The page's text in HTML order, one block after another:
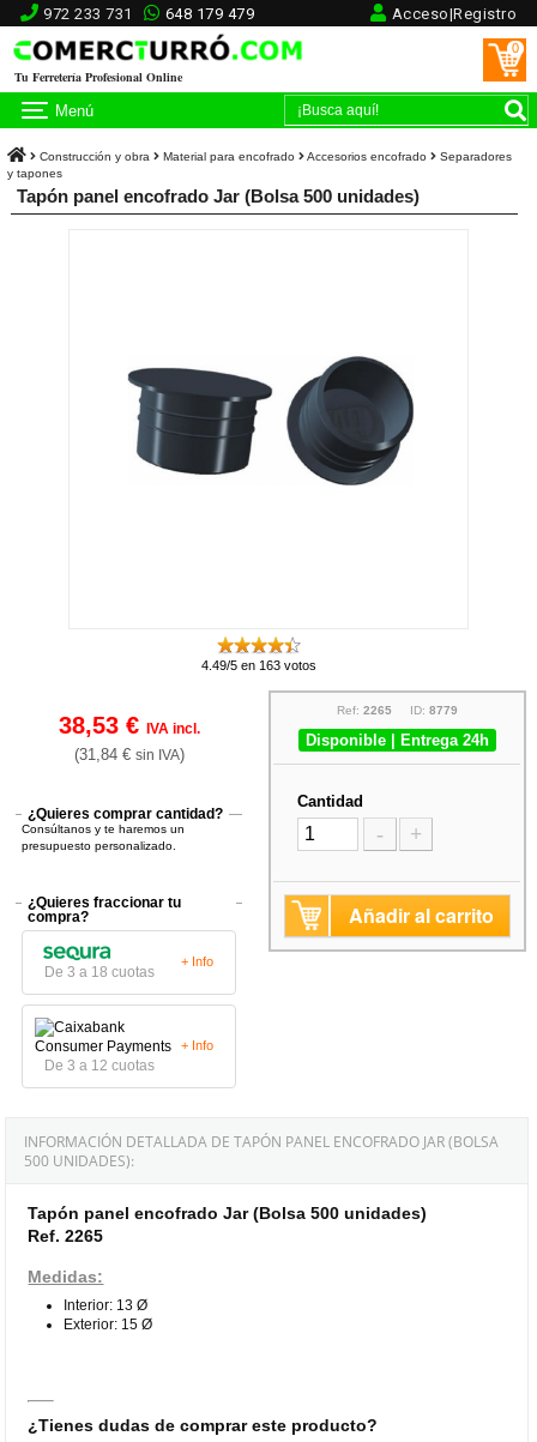
972 233 731 648 179 479 Acceso|Registro
Tu Ferretería Profesional Online
0
Menú
Construcción y obra Material para encofrado Accesorios encofrado
Separadores
y tapones
Tapón panel encofrado Jar (Bolsa 500 unidades)
4.49/5 en 163 votos
38,53 € IVA incl.
(31,84 € sin IVA)
¿Quieres comprar cantidad?
Consúltanos y te haremos un
presupuesto personalizado.
¿Quieres fraccionar tu
compra?
De 3 a 18 cuotas
+ Info
De 3 a 12 cuotas
+ Info
Ref: 2265 ID: 8779
Disponible | Entrega 24h
Cantidad
- +
Añadir al carrito
INFORMACIÓN DETALLADA DE TAPÓN PANEL ENCOFRADO JAR (BOLSA
500 UNIDADES):
Tapón panel encofrado Jar (Bolsa 500 unidades)
Ref. 2265
Medidas:
Interior: 13 Ø
Exterior: 15 Ø
¿Tienes dudas de comprar este producto?